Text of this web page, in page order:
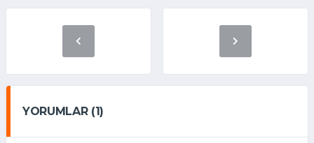
YORUMLAR (1)